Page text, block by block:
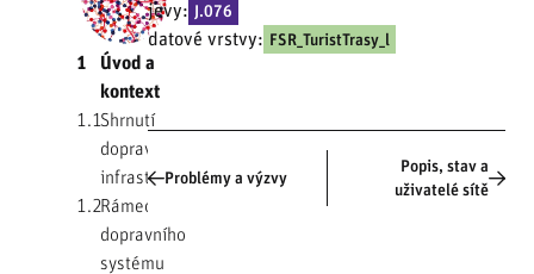
1
Úvod a
kontext
1.1Shrnutí
dopravní
infrastruktury
1.2Rámec
dopravního
systému
jevy: J.076
datové vrstvy: FSR_TuristTrasy_l
Problémy a výzvy
Popis, stav a
uživatelé sítě